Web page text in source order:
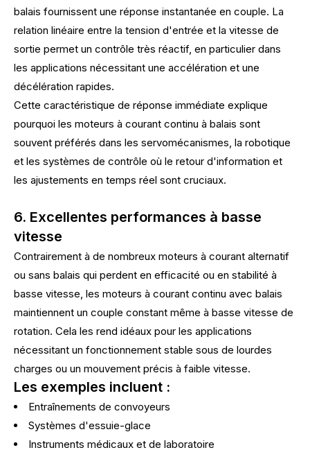
balais fournissent une réponse instantanée en couple. La
relation linéaire entre la tension d'entrée et la vitesse de
sortie permet un contrôle très réactif, en particulier dans
les applications nécessitant une accélération et une
décélération rapides.
Cette caractéristique de réponse immédiate explique
pourquoi les moteurs à courant continu à balais sont
souvent préférés dans les servomécanismes, la robotique
et les systèmes de contrôle où le retour d'information et
les ajustements en temps réel sont cruciaux.
6. Excellentes performances à basse
vitesse
Contrairement à de nombreux moteurs à courant alternatif
ou sans balais qui perdent en efficacité ou en stabilité à
basse vitesse, les moteurs à courant continu avec balais
maintiennent un couple constant même à basse vitesse de
rotation. Cela les rend idéaux pour les applications
nécessitant un fonctionnement stable sous de lourdes
charges ou un mouvement précis à faible vitesse.
Les exemples incluent :
Entraînements de convoyeurs
Systèmes d'essuie-glace
Instruments médicaux et de laboratoire